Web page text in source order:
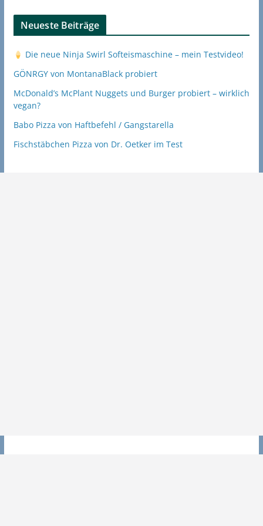
Neueste Beiträge
Die neue Ninja Swirl Softeismaschine – mein Testvideo!
GÖNRGY von MontanaBlack probiert
McDonald’s McPlant Nuggets und Burger probiert – wirklich
vegan?
Babo Pizza von Haftbefehl / Gangstarella
Fischstäbchen Pizza von Dr. Oetker im Test